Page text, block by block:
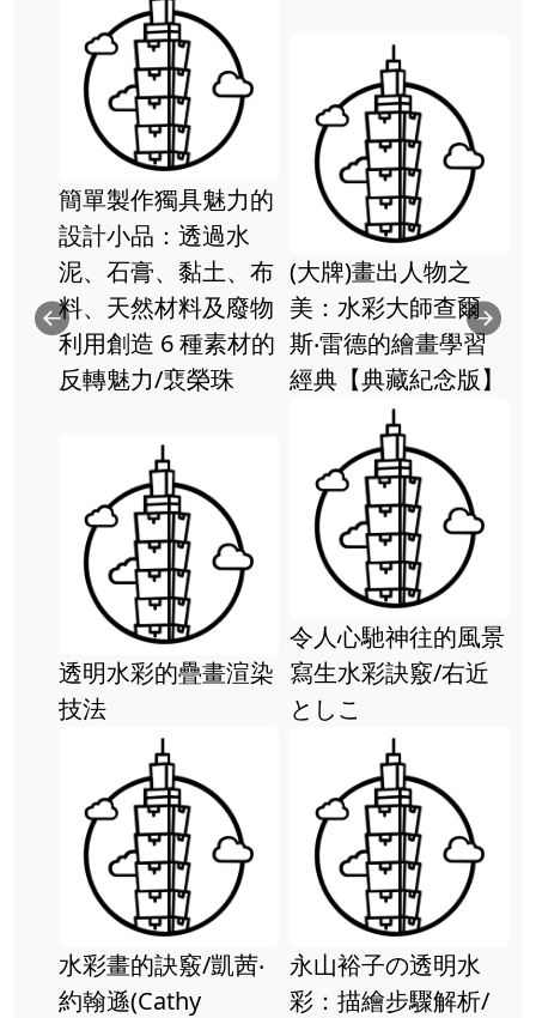
作獨具魅力的
品：透過水
膏、黏土、布
然材料及廢物
造 6 種素材的
力/裵榮珠
(大牌)畫出人物之
美：水彩大師查爾
斯‧雷德的繪畫學習
經典【典藏紀念版】
彩的疊畫渲染
令人心馳神往的風景
寫生水彩訣竅/右近
的訣竅/凱茜‧
(Cathy
永山裕子の透明水
彩：描繪步驟解析/
墨語自
墨畫作
跟著義
彩：風
Previous